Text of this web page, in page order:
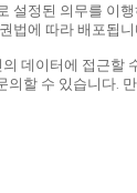
정된 의무를 이
법에 따라 배포됩니
터에 접근할
할 수 있습니다.